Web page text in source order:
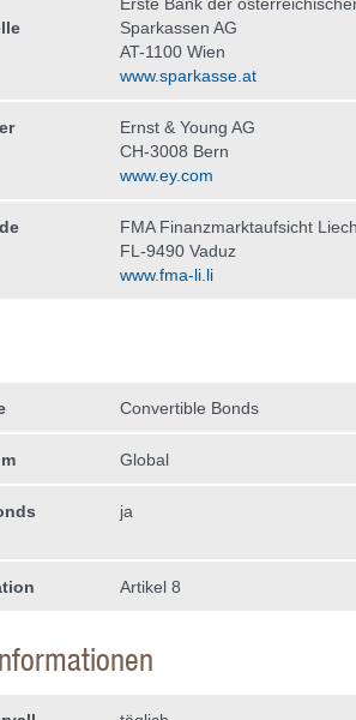
Sparkassen AG
AT-1100 Wien
www.sparkasse.at
Ernst & Young AG
CH-3008 Bern
www.ey.com
FMA Finanzmarktaufsicht
FL-9490 Vaduz
www.fma-li.li
Convertible Bonds
Global
ja
Artikel 8